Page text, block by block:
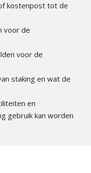
kostenpost tot de
voor de
voor de
staking en wat de
en
gebruik kan worden